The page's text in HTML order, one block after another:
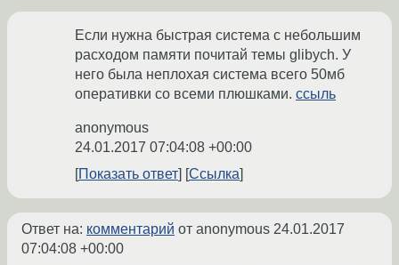
Если нужна быстрая система с небольшим
расходом памяти почитай темы glibych. У
него была неплохая система всего 50мб
оперативки со всеми плюшками. ссыль
anonymous
24.01.2017 07:04:08 +00:00
Показать ответ
Ссылка
Ответ на: комментарий от anonymous 24.01.2017
07:04:08 +00:00